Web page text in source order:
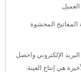
المحشوة
الإلكتروني واحصل
هي إنتاج العينة.